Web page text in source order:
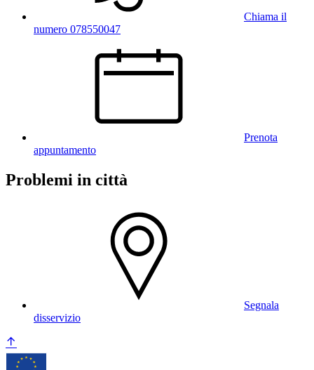
Chiama il
numero 078550047
Prenota
appuntamento
Problemi in città
Segnala
disservizio